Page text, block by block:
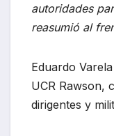
autoridades
reasumió al
Eduardo
UCR Rawson,
dirigentes y